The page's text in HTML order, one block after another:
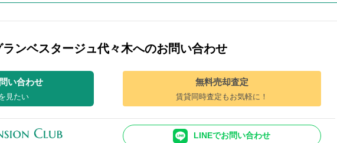
ランベスタージュ代々木へのお問い合わせ
い合わせ
見たい
無料売却査定
賃貸同時査定もお気軽に！
LINEでお問い合わせ